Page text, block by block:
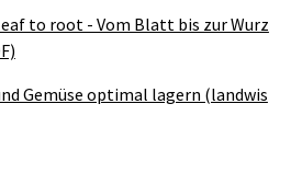
to root - Vom Blatt bis zur Wurz
Gemüse optimal lagern (landwis